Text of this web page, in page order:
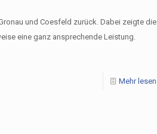
und Coesfeld zurück. Dabei zeigte die
eine ganz ansprechende Leistung.
Mehr lesen